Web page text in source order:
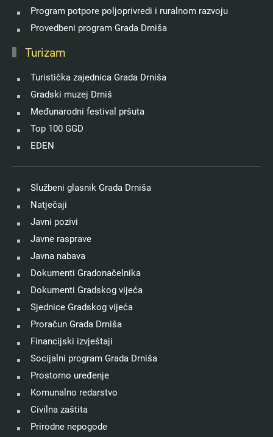
Program potpore poljoprivredi i ruralnom razvoju
Provedbeni program Grada Drniša
Turizam
Turistička zajednica Grada Drniša
Gradski muzej Drniš
Međunarodni festival pršuta
Top 100 GGD
EDEN
Službeni glasnik Grada Drniša
Natječaji
Javni pozivi
Javne rasprave
Javna nabava
Dokumenti Gradonačelnika
Dokumenti Gradskog vijeća
Sjednice Gradskog vijeća
Proračun Grada Drniša
Financijski izvještaji
Socijalni program Grada Drniša
Prostorno uređenje
Komunalno redarstvo
Civilna zaštita
Prirodne nepogode